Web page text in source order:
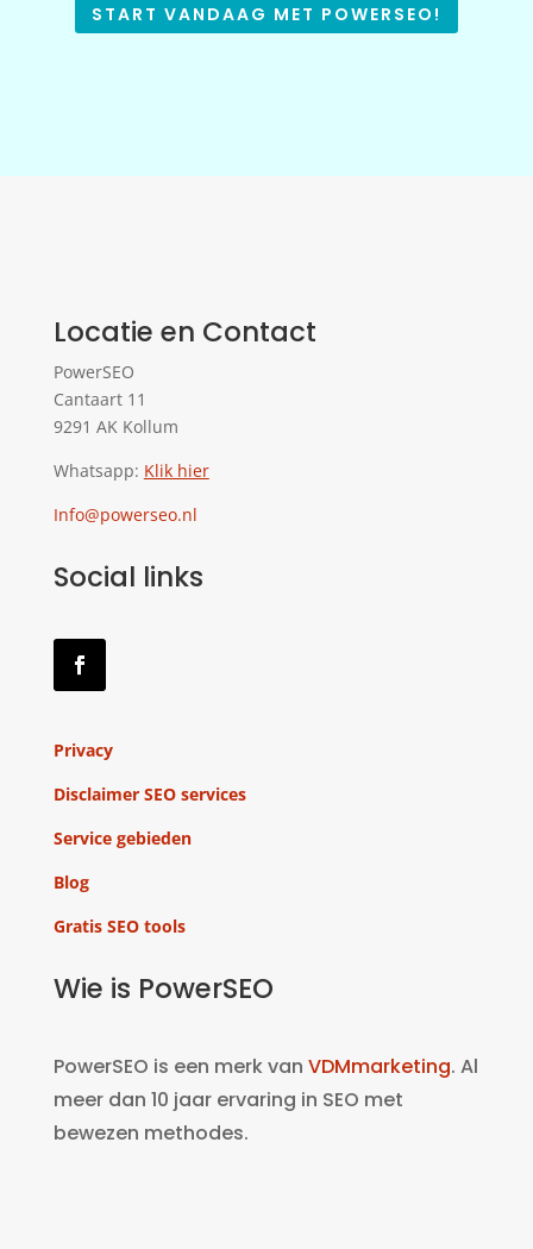
START VANDAAG MET POWERSEO!
Locatie en Contact
PowerSEO
Cantaart 11
9291 AK Kollum
Whatsapp: Klik hier
Info@powerseo.nl
Social links
Privacy
Disclaimer SEO services
Service gebieden
Blog
Gratis SEO tools
Wie is PowerSEO
PowerSEO is een merk van VDMmarketing. Al
meer dan 10 jaar ervaring in SEO met
bewezen methodes.